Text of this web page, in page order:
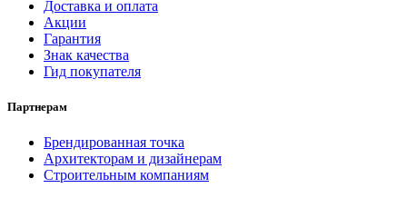
Доставка и оплата
Акции
Гарантия
Знак качества
Гид покупателя
Партнерам
Брендированная точка
Архитекторам и дизайнерам
Строительным компаниям